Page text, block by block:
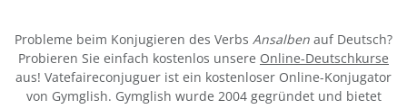
Probleme beim Konjugieren des Verbs Ansalben auf Deutsch?
Probieren Sie einfach kostenlos unsere Online-Deutschkurse
aus! Vatefaireconjuguer ist ein kostenloser Online-Konjugator
von Gymglish. Gymglish wurde 2004 gegründet und bietet